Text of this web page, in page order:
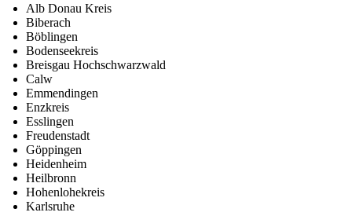
Alb Donau Kreis
Biberach
Böblingen
Bodenseekreis
Breisgau Hochschwarzwald
Calw
Emmendingen
Enzkreis
Esslingen
Freudenstadt
Göppingen
Heidenheim
Heilbronn
Hohenlohekreis
Karlsruhe